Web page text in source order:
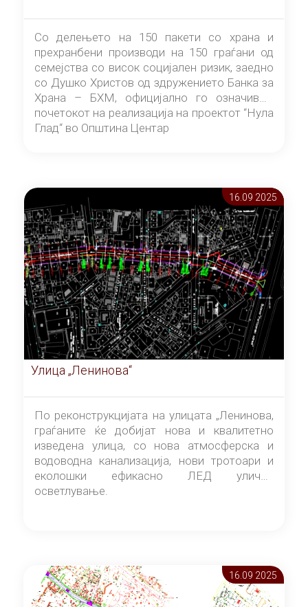
Со делењето на 150 пакети со храна и
прехранбени производи на 150 граѓани од
семејства со висок социјален ризик, заедно
со Душко Христов од здружението Банка за
Храна – БХМ, официјално го означивме
почетокот на реализација на проектот “Нула
Глад“ во Општина Центар
16.09 2025
Улица „Ленинова“
По реконструкцијата на улицата „Ленинова,
граѓаните ќе добијат нова и квалитетно
изведена улица, со нова атмосферска и
водоводна канализација, нови тротоари и
еколошки ефикасно ЛЕД улично
осветлување.
16.09 2025